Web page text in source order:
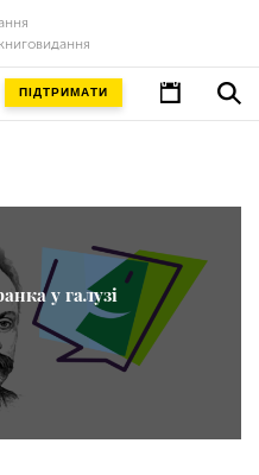
ПІДТРИМАТИ
у галузі